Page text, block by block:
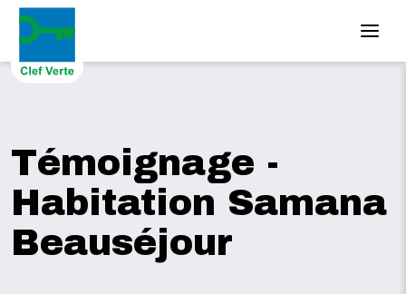
Témoignage -
Habitation Samana
Beauséjour